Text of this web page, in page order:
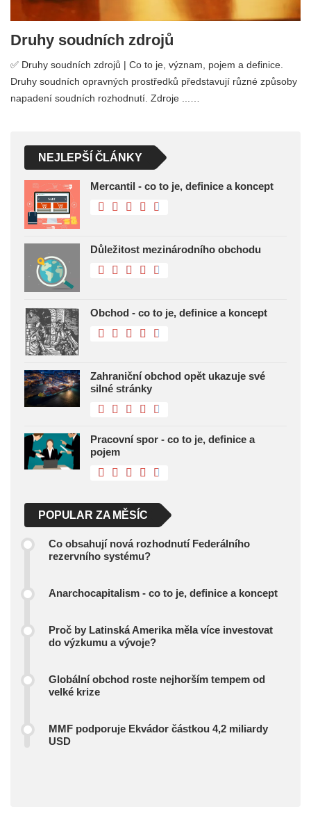
Druhy soudních zdrojů
✅ Druhy soudních zdrojů | Co to je, význam, pojem a definice.
Druhy soudních opravných prostředků představují různé způsoby
napadení soudních rozhodnutí. Zdroje ...…
NEJLEPŠÍ ČLÁNKY
Mercantil - co to je, definice a koncept
Důležitost mezinárodního obchodu
Obchod - co to je, definice a koncept
Zahraniční obchod opět ukazuje své
silné stránky
Pracovní spor - co to je, definice a
pojem
POPULAR ZA MĚSÍC
Co obsahují nová rozhodnutí Federálního
rezervního systému?
Anarchocapitalism - co to je, definice a koncept
Proč by Latinská Amerika měla více investovat
do výzkumu a vývoje?
Globální obchod roste nejhorším tempem od
velké krize
MMF podporuje Ekvádor částkou 4,2 miliardy
USD